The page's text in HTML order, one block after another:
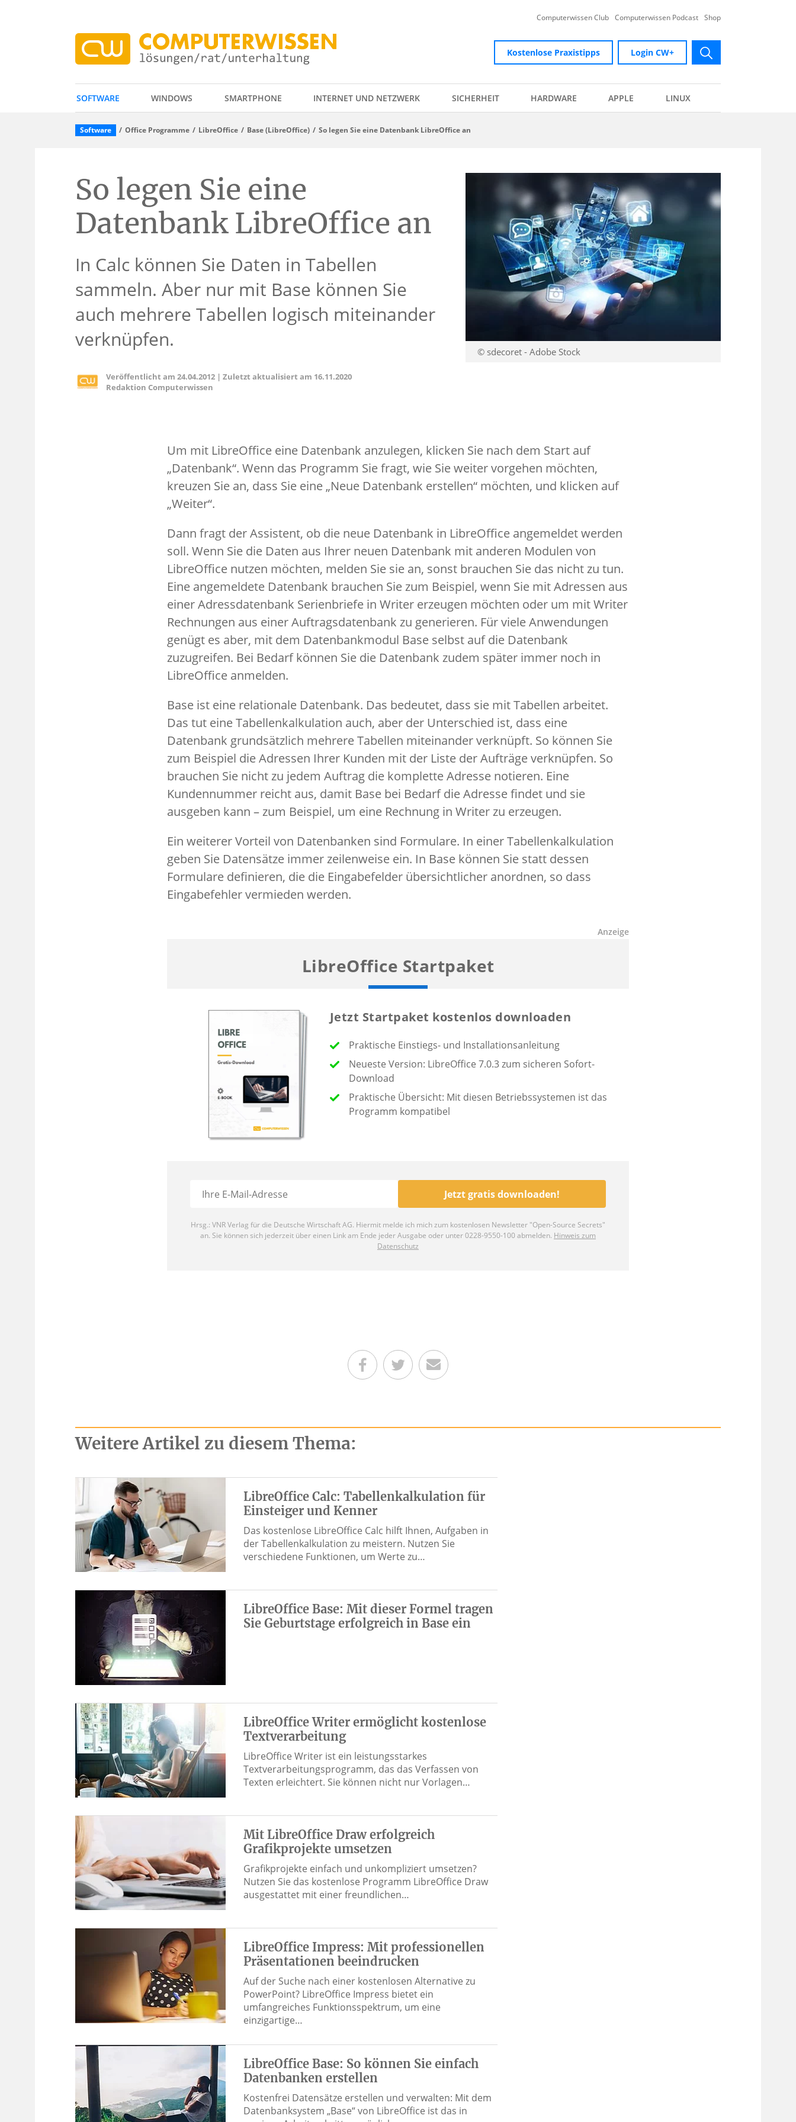
Computerwissen Club Computerwissen Podcast Shop
Kostenlose Praxistipps
Login CW+
submit
SOFTWARE WINDOWS SMARTPHONE INTERNET UND NETZWERK SICHERHEIT HARDWARE APPLE LINUX
Software Office Programme LibreOffice Base (LibreOffice) So legen Sie eine Datenbank LibreOffice an
© sdecoret - Adobe Stock
So legen Sie eine
Datenbank LibreOffice an
In Calc können Sie Daten in Tabellen
sammeln. Aber nur mit Base können Sie
auch mehrere Tabellen logisch miteinander
verknüpfen.
Veröffentlicht am 24.04.2012 | Zuletzt aktualisiert am 16.11.2020
Redaktion Computerwissen
Um mit LibreOffice eine Datenbank anzulegen, klicken Sie nach dem Start auf
„Datenbank“. Wenn das Programm Sie fragt, wie Sie weiter vorgehen möchten,
kreuzen Sie an, dass Sie eine „Neue Datenbank erstellen“ möchten, und klicken auf
„Weiter“.
Dann fragt der Assistent, ob die neue Datenbank in LibreOffice angemeldet werden
soll. Wenn Sie die Daten aus Ihrer neuen Datenbank mit anderen Modulen von
LibreOffice nutzen möchten, melden Sie sie an, sonst brauchen Sie das nicht zu tun.
Eine angemeldete Datenbank brauchen Sie zum Beispiel, wenn Sie mit Adressen aus
einer Adressdatenbank Serienbriefe in Writer erzeugen möchten oder um mit Writer
Rechnungen aus einer Auftragsdatenbank zu generieren. Für viele Anwendungen
genügt es aber, mit dem Datenbankmodul Base selbst auf die Datenbank
zuzugreifen. Bei Bedarf können Sie die Datenbank zudem später immer noch in
LibreOffice anmelden.
Base ist eine relationale Datenbank. Das bedeutet, dass sie mit Tabellen arbeitet.
Das tut eine Tabellenkalkulation auch, aber der Unterschied ist, dass eine
Datenbank grundsätzlich mehrere Tabellen miteinander verknüpft. So können Sie
zum Beispiel die Adressen Ihrer Kunden mit der Liste der Aufträge verknüpfen. So
brauchen Sie nicht zu jedem Auftrag die komplette Adresse notieren. Eine
Kundennummer reicht aus, damit Base bei Bedarf die Adresse findet und sie
ausgeben kann – zum Beispiel, um eine Rechnung in Writer zu erzeugen.
Ein weiterer Vorteil von Datenbanken sind Formulare. In einer Tabellenkalkulation
geben Sie Datensätze immer zeilenweise ein. In Base können Sie statt dessen
Formulare definieren, die die Eingabefelder übersichtlicher anordnen, so dass
Eingabefehler vermieden werden.
Teilen auf Facebook
Teilen auf Twitter
Per E-Mail senden
Weitere Artikel zu diesem Thema:
LibreOffice Calc: Tabellenkalkulation für
Einsteiger und Kenner
Das kostenlose LibreOffice Calc hilft Ihnen, Aufgaben in
der Tabellenkalkulation zu meistern. Nutzen Sie
verschiedene Funktionen, um Werte zu…
LibreOffice Base: Mit dieser Formel tragen
Sie Geburtstage erfolgreich in Base ein
LibreOffice Writer ermöglicht kostenlose
Textverarbeitung
LibreOffice Writer ist ein leistungsstarkes
Textverarbeitungsprogramm, das das Verfassen von
Texten erleichtert. Sie können nicht nur Vorlagen…
Mit LibreOffice Draw erfolgreich
Grafikprojekte umsetzen
Grafikprojekte einfach und unkompliziert umsetzen?
Nutzen Sie das kostenlose Programm LibreOffice Draw
ausgestattet mit einer freundlichen…
LibreOffice Impress: Mit professionellen
Präsentationen beeindrucken
Auf der Suche nach einer kostenlosen Alternative zu
PowerPoint? LibreOffice Impress bietet ein
umfangreiches Funktionsspektrum, um eine
einzigartige…
LibreOffice Base: So können Sie einfach
Datenbanken erstellen
Kostenfrei Datensätze erstellen und verwalten: Mit dem
Datenbanksystem „Base“ von LibreOffice ist das in